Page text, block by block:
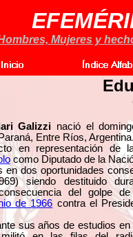
Mujeres y
Galizzi nació el
Entre Ríos,
en representación de
como Diputado de la
en dos oportunidades
siendo destituido
del golpe de
de 1966 contra el
sus años de estudios en